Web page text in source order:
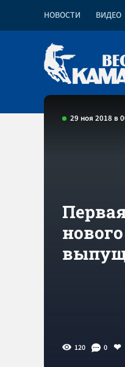
НОВОСТИ ВИДЕО
29 ноя 2018 в
120 0